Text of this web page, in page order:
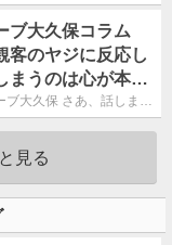
ブ大久保コラム
客のヤジに反応し
まうのは心が本当
粋だからなので
ブ大久保 さあ、話しまし
ょう！
見る